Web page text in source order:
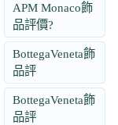
APM Monaco飾
品評價?
BottegaVeneta飾
品評
BottegaVeneta飾
品評